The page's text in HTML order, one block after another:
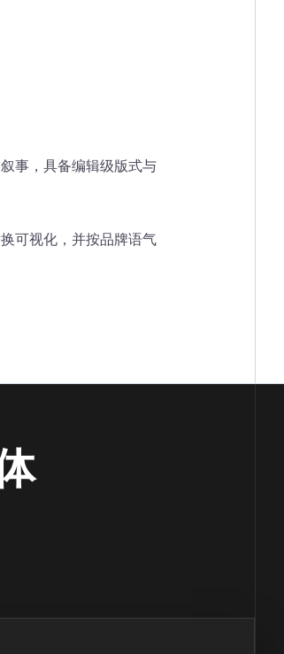
事，具备编辑级版式与
可视化，并按品牌语气